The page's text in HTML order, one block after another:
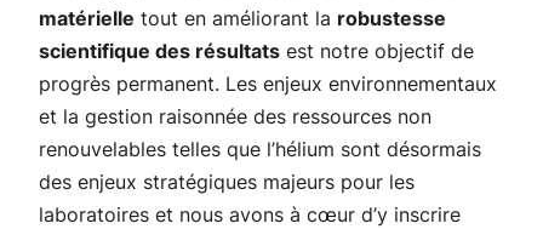
matérielle tout en améliorant la robustesse
scientifique des résultats est notre objectif de
progrès permanent. Les enjeux environnementaux
et la gestion raisonnée des ressources non
renouvelables telles que l’hélium sont désormais
des enjeux stratégiques majeurs pour les
laboratoires et nous avons à cœur d’y inscrire